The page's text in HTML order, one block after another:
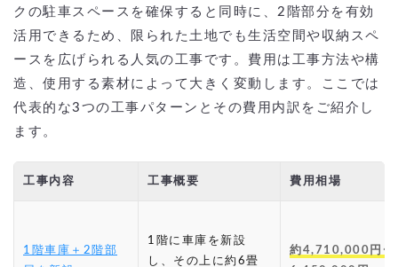
クの駐車スペースを確保すると同時に、2階部分を有効
活用できるため、限られた土地でも生活空間や収納スペ
ースを広げられる人気の工事です。費用は工事方法や構
造、使用する素材によって大きく変動します。ここでは
代表的な3つの工事パターンとその費用内訳をご紹介し
ます。
工事内容 工事概要 費用相場
1階車庫＋2階部
1階に車庫を新設
し、その上に約6畳
約4,710,000円〜